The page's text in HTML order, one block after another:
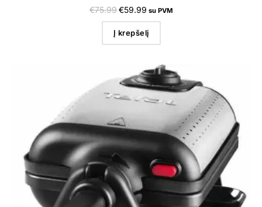
€75.99€59.99 su PVM
Į krepšelį